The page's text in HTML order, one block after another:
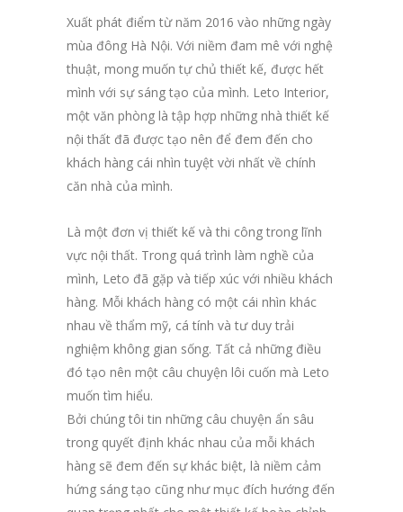
Xuất phát điểm từ năm 2016 vào những ngày
mùa đông Hà Nội. Với niềm đam mê với nghệ
thuật, mong muốn tự chủ thiết kế, được hết
mình với sự sáng tạo của mình. Leto Interior,
một văn phòng là tập hợp những nhà thiết kế
nội thất đã được tạo nên để đem đến cho
khách hàng cái nhìn tuyệt vời nhất về chính
căn nhà của mình.
Là một đơn vị thiết kế và thi công trong lĩnh
vực nội thất. Trong quá trình làm nghề của
mình, Leto đã gặp và tiếp xúc với nhiều khách
hàng. Mỗi khách hàng có một cái nhìn khác
nhau về thẩm mỹ, cá tính và tư duy trải
nghiệm không gian sống. Tất cả những điều
đó tạo nên một câu chuyện lôi cuốn mà Leto
muốn tìm hiểu.
Bởi chúng tôi tin những câu chuyện ẩn sâu
trong quyết định khác nhau của mỗi khách
hàng sẽ đem đến sự khác biệt, là niềm cảm
hứng sáng tạo cũng như mục đích hướng đến